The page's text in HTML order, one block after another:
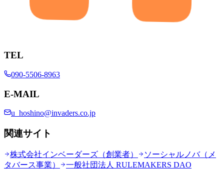
TEL
090-5506-8963
E-MAIL
u_hoshino@invaders.co.jp
関連サイト
株式会社インベーダーズ（創業者）
ソーシャルノバ（メ
タバース事業）
一般社団法人 RULEMAKERS DAO